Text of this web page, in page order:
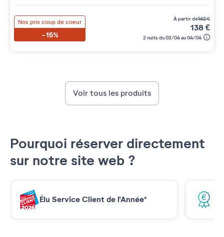
Nos prix coup de coeur
-15%
à partir de162€
138€
2 nuits du 02/04 au 04/04
Voir tous les produits
Pourquoi réserver directement
sur notre site web ?
Élu Service Client de l'Année*